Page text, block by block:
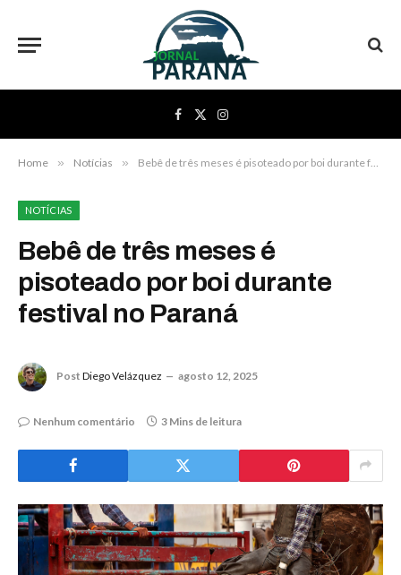
Facebook
X
(Twitter)
Instagram
Home » Notícias » Bebê de três meses é pisoteado por boi durante festival no Paraná
NOTÍCIAS
Bebê de três meses é
pisoteado por boi durante
festival no Paraná
Post Diego Velázquez agosto 12, 2025
Nenhum comentário 3 Mins de leitura